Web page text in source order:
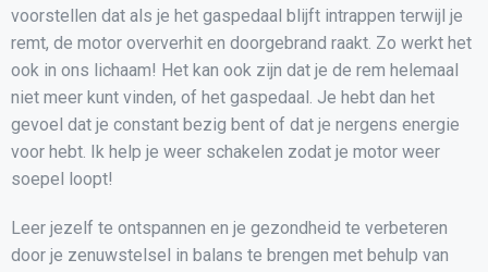
voorstellen dat als je het gaspedaal blijft intrappen terwijl je
remt, de motor oververhit en doorgebrand raakt. Zo werkt het
ook in ons lichaam! Het kan ook zijn dat je de rem helemaal
niet meer kunt vinden, of het gaspedaal. Je hebt dan het
gevoel dat je constant bezig bent of dat je nergens energie
voor hebt. Ik help je weer schakelen zodat je motor weer
soepel loopt!
Leer jezelf te ontspannen en je gezondheid te verbeteren
door je zenuwstelsel in balans te brengen met behulp van